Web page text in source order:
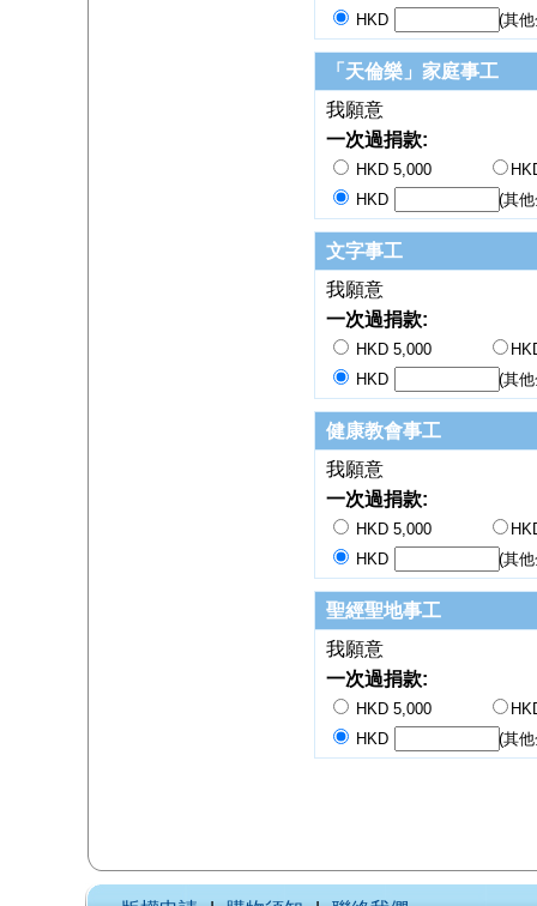
HKD
(其
「天倫樂」家庭事工
我願意
一次過捐款:
HKD 5,000
HKD
(其
文字事工
我願意
一次過捐款:
HKD 5,000
HKD
(其
健康教會事工
我願意
一次過捐款:
HKD 5,000
HKD
(其
聖經聖地事工
我願意
一次過捐款:
HKD 5,000
HKD
(其